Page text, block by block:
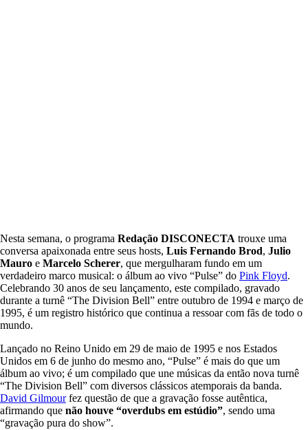
Nesta semana, o programa Redação DISCONECTA trouxe uma
conversa apaixonada entre seus hosts, Luis Fernando Brod, Julio
Mauro e Marcelo Scherer, que mergulharam fundo em um
verdadeiro marco musical: o álbum ao vivo “Pulse” do Pink Floyd.
Celebrando 30 anos de seu lançamento, este compilado, gravado
durante a turnê “The Division Bell” entre outubro de 1994 e março de
1995, é um registro histórico que continua a ressoar com fãs de todo o
mundo.
Lançado no Reino Unido em 29 de maio de 1995 e nos Estados
Unidos em 6 de junho do mesmo ano, “Pulse” é mais do que um
álbum ao vivo; é um compilado que une músicas da então nova turnê
“The Division Bell” com diversos clássicos atemporais da banda.
David Gilmourfez questão de que a gravação fosse autêntica,
afirmando que não houve “overdubs em estúdio”, sendo uma
“gravação pura do show”.